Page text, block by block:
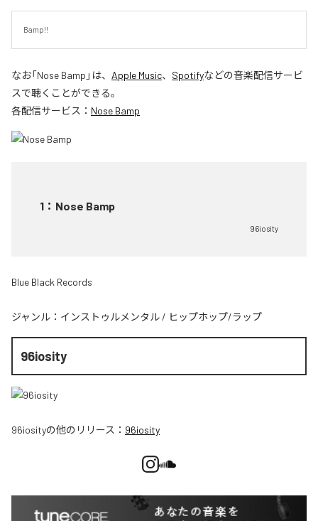
Bamp!!
なお「Nose Bamp 」は、 Apple Music、 Spotifyなどの音楽配信サービ
スで聴くことができる。
各配信サービス： Nose Bamp
1 ： Nose Bamp
96iosity
Blue Black Records
ジャンル： インストゥルメンタル / ヒップホップ/ラップ
96iosity
96iosityの他のリリース： 96iosity